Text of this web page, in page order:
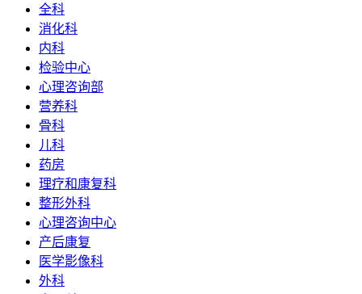
全科
消化科
内科
检验中心
心理咨询部
营养科
骨科
儿科
药房
理疗和康复科
整形外科
心理咨询中心
产后康复
医学影像科
外科